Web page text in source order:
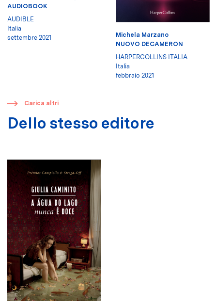
AUDIOBOOK
AUDIBLE
Italia
settembre 2021
Michela Marzano
NUOVO DECAMERON
HARPERCOLLINS ITALIA
Italia
febbraio 2021
​ Carica altri
Dello stesso editore